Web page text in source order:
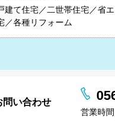
建て住宅／二世帯住宅／省
／各種リフォーム
問い合わせ
営業時